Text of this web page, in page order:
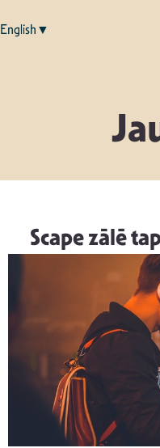
English▼
Scape zālē